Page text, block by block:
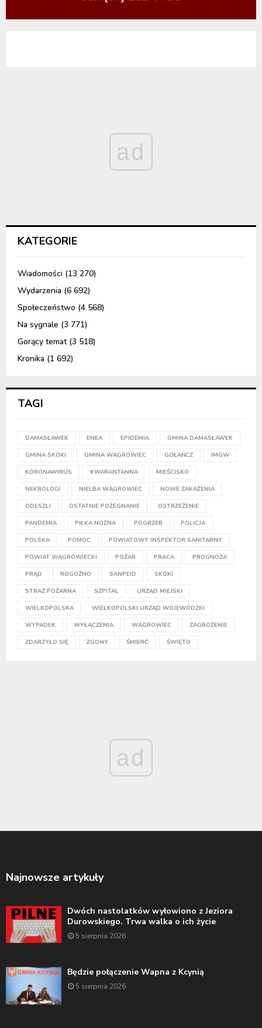
ad
KATEGORIE
Wiadomości (13 270)
Wydarzenia (6 692)
Społeczeństwo (4 568)
Na sygnale (3 771)
Gorący temat(3 518)
Kronika (1 692)
TAGI
DAMASŁAWEK ENEA EPIDEMIA GMINA DAMASŁAWEK
GMINA SKOKI GMINA WĄGROWIEC GOŁAŃCZ IMGW
KORONAWIRUS KWARANTANNA MIEŚCISKO
NEKROLOGI NIELBA WĄGROWIEC NOWE ZAKAŻENIA
ODESZLI OSTATNIE POŻEGNANIE OSTRZEŻENIE
PANDEMIA PIŁKA NOŻNA POGRZEB POLICJA
POLSKA POMOC POWIATOWY INSPEKTOR SANITARNY
POWIAT WĄGROWIECKI POŻAR PRACA PROGNOZA
PRĄD ROGOŹNO SANPEID SKOKI
STRAŻ POŻARNA SZPITAL URZĄD MIEJSKI
WIELKOPOLSKA WIELKOPOLSKI URZĄD WOJEWÓDZKI
WYPADEK WYŁĄCZENIA WĄGROWIEC ZAGROŻENIE
ZDARZYŁO SIĘ ZGONY ŚMIERĆ ŚWIĘTO
ad
Najnowsze artykuły
Dwóch nastolatków wyłowiono z Jeziora
Durowskiego. Trwa walka o ich życie
5 sierpnia 2026
Będzie połączenie Wapna z Kcynią
5 sierpnia 2026